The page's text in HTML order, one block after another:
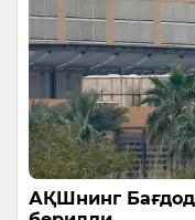
АҚШнинг